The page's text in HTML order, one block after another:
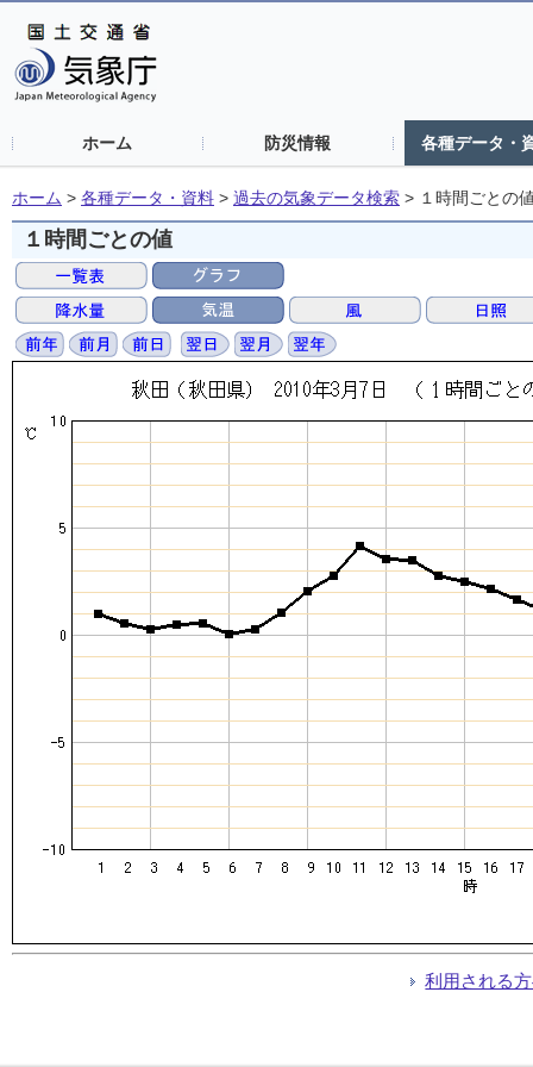
ホーム 防災情報 各種データ・
ホーム > 各種データ・資料 > 過去の気象データ検索 > １時間ごとの
１時間ごとの値
利用される